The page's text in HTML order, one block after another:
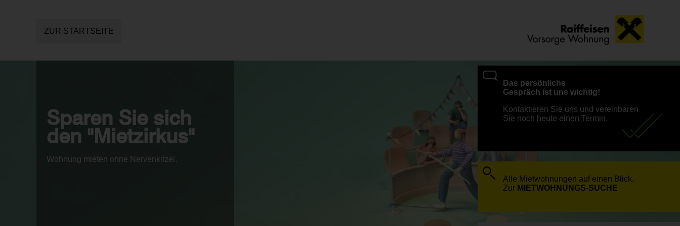
Das persönliche
Gespräch ist uns wichtig!
Kontaktieren Sie uns und vereinbaren
Sie noch heute einen Termin.
Alle Mietwohnungen auf einen Blick.
Zur MIETWOHNUNGS-SUCHE
ZUR STARTSEITE
Sparen Sie sich
den "Mietzirkus"
Wohnung mieten ohne Nervenkitzel.